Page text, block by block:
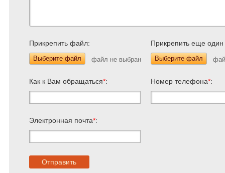
Прикрепить файл:
Выберите файл
Прикрепить еще
Выберите файл
Как к Вам обращаться*: Номер телефона*:
Электронная почта*: